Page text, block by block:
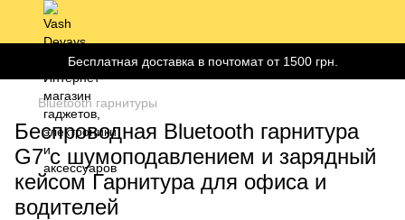
Бесплатная доставка в почтомат от 1500 грн.
Bluetooth гарнитуры
Беспроводная Bluetooth гарнитура
G7 с шумоподавлением и зарядный
кейсом Гарнитура для офиса и
водителей